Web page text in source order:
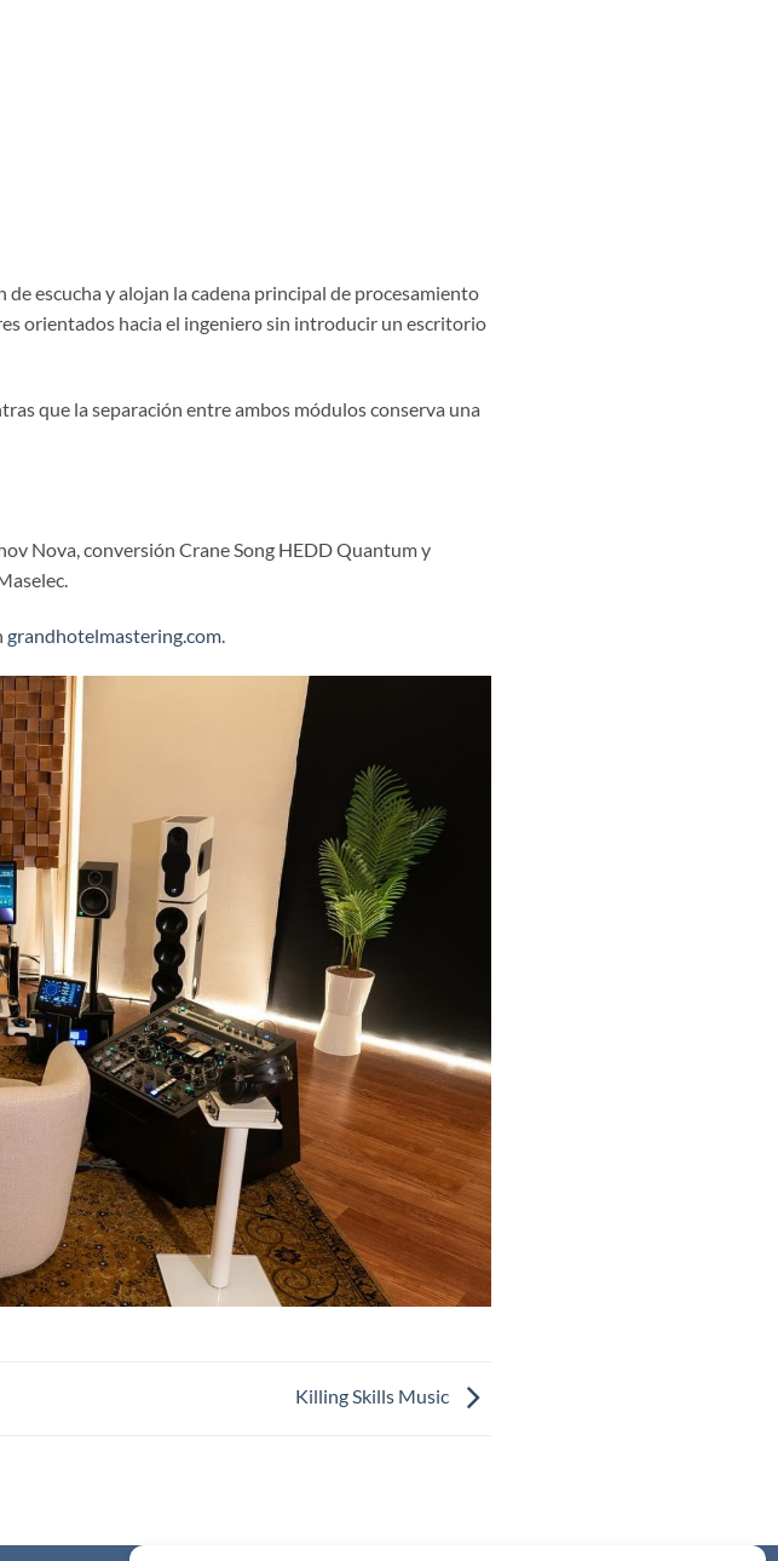
de escucha y alojan la cadena principal de procesamiento
orientados hacia el ingeniero sin introducir un escritorio
que la separación entre ambos módulos conserva una
Nova, conversión Crane Song HEDD Quantum y
grandhotelmastering.com.
Killing Skills Music